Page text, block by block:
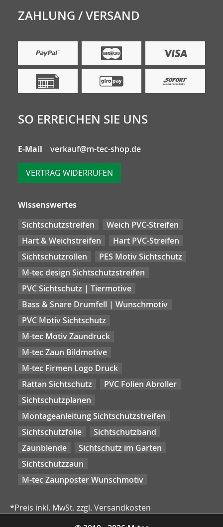
ZAHLUNG / VERSAND
SO ERREICHEN SIE UNS
E-Mail verkauf@m-tec-shop.de
VERTRAG WIDERRUFEN
Wissenswertes
Sichtschutzstreifen
Weich PVC-Streifen
Hart & Weichstreifen
Hart PVC-Streifen
Sichtschutzrollen
PES Motiv Sichtschutz
M-tec design Sichtschutzstreifen
PVC Sichtschutz | Tiermotive
Bass & Snare Drumfell | Wunschmotiv
PVC Motiv Sichtschutz
M-tec Motiv Zaundruck
M-tec Zaun Bildmotive
M-tec Firmen Logo Druck
Rattan Sichtschutz
PVC Folien Abroller
Sichtschutzplanen
Montageanleitung Sichtschutzstreifen
Sichtschutzfolie
Sichtschutzband
Zaunblende
Sichtschutz im Garten
Sichtschutzzaun
M-tec Zaunposter Wunschmotiv
*Preis inkl. MwSt. zzgl. Versandkosten